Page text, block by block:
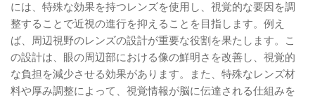
には、特殊な効果を持つレンズを使用し、視覚的な要因を調
整することで近視の進行を抑えることを目指します。例え
ば、周辺視野のレンズの設計が重要な役割を果たします。こ
の設計は、眼の周辺部における像の鮮明さを改善し、視覚的
な負担を減少させる効果があります。また、特殊なレンズ材
料や厚み調整によって、視覚情報が脳に伝達される仕組みを